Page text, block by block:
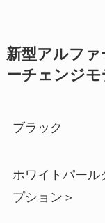
新型アルフ
ーチェンジ
ブラック
ホワイトパー
プション＞